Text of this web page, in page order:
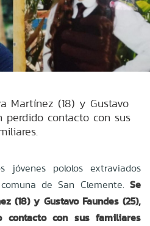
Martínez (18) y Gustavo
perdido contacto con sus
jóvenes pololos extraviados
de San Clemente. Se
(18) y Gustavo Faundes (25),
contacto con sus familiares